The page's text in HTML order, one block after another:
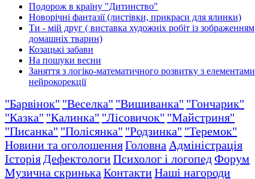
Подорож в країну "Дитинство"
Новорічні фантазії (листівки, прикраси для ялинки)
Ти - мій друг ( виставка художніх робіт із зображенням
домашніх тварин)
Козацькі забави
На пошуки весни
Заняття з логіко-математичного розвитку з елементами
нейрокорекції
"Барвінок" "Веселка" "Вишиванка" "Гончарик"
"Казка" "Калинка" "Лісовичок" "Майстриня"
"Писанка" "Полісянка" "Родзинка" "Теремок"
Новини та оголошенняГоловна Адміністрація
Історія ДефектологиПсихолог і логопедФорум
Музична скринька КонтактиНаші нагороди